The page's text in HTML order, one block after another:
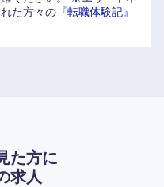
た方々の 『転職体験記』
た方に
求人